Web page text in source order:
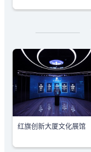
红旗创新大厦文化展馆